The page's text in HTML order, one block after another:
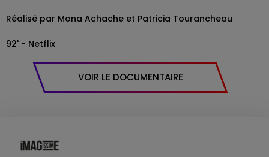
Réalisé par Mona Achache et Patricia Tourancheau
92' - Netflix
VOIR LE DOCUMENTAIRE